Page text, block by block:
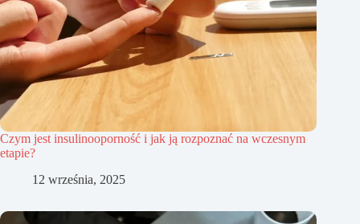
Czym jest insulinooporność i jak ją rozpoznać na wczesnym
etapie?
12 września, 2025